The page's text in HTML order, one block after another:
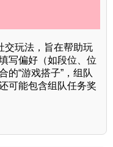
交玩法，旨在帮助玩
写偏好（如段位、位
的“游戏搭子”，组队
可能包含组队任务奖